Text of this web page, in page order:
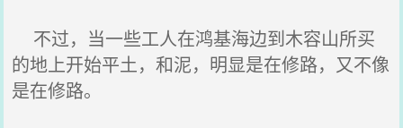
不过，当一些工人在鸿基海边到木容山所买
的地上开始平土，和泥，明显是在修路，又不像
是在修路。